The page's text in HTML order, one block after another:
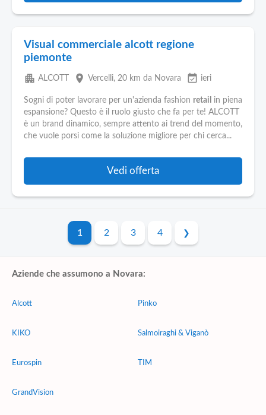
Visual commerciale alcott regione
piemonte
apartment ALCOTT place Vercelli, 20 km da Novara event_available ieri
Sogni di poter lavorare per un'azienda fashion retail
in piena
espansione? Questo è il ruolo giusto che fa per te! ALCOTT
è un brand dinamico, sempre attento ai trend del momento,
che vuole porsi come la soluzione migliore per chi cerca...
Vedi offerta
1 2 3 4
Aziende che assumono a Novara:
Alcott
KIKO
Eurospin
GrandVision
Pinko
Salmoiraghi & Viganò
TIM